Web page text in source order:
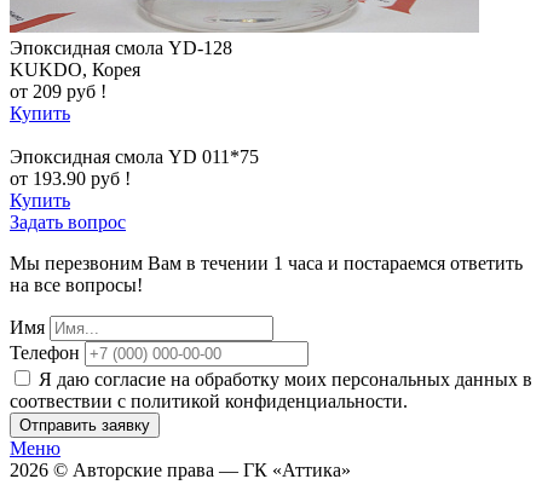
Эпоксидная смола YD-128
KUKDO, Корея
от 209 руб !
Купить
Эпоксидная смола YD 011*75
от 193.90 руб !
Купить
Задать вопрос
Мы перезвоним Вам в течении 1 часа и постараемся ответить
на все вопросы!
Имя
Телефон
Я даю согласие на обработку моих персональных данных в
соотвествии с политикой конфиденциальности.
Отправить заявку
Меню
2026 © Авторские права — ГК «Аттика»